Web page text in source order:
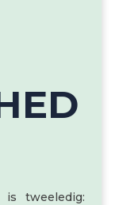
is tweeledig: